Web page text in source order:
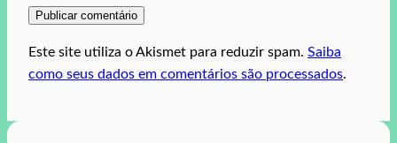
Este site utiliza o Akismet para reduzir spam. Saiba
como seus dados em comentários são processados.